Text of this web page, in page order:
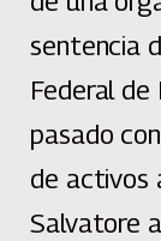
sentencia
Federal
pasado
de activos
Salvatore